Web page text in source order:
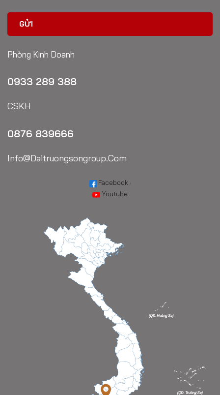
Phòng Kinh Doanh
0933 289 388
CSKH
0876 839666
Info@daitruongsongroup.com
Facebook ·
Youtube